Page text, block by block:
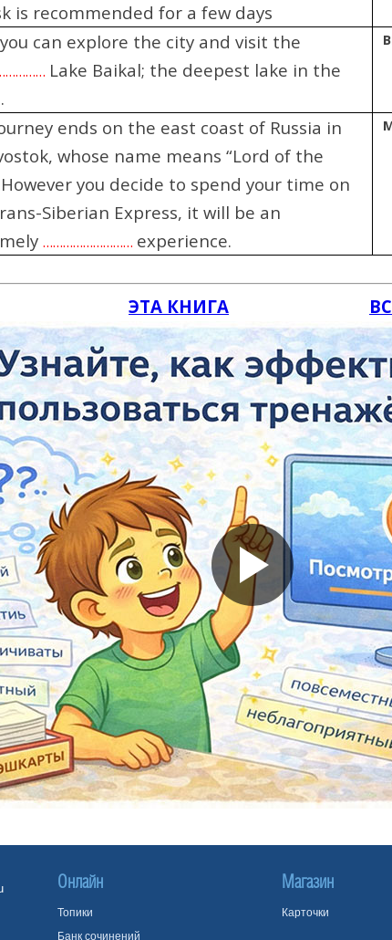
is recommended for a few days
can explore the city and visit the
Lake Baikal; the deepest lake in the
ends on the east coast of Russia in
whose name means “Lord of the
you decide to spend your time on
Siberian Express, it will be an
……………………… experience.
ЭТА КНИГА
Онлайн
Топики
Банк сочинений
Магазин
Карточки